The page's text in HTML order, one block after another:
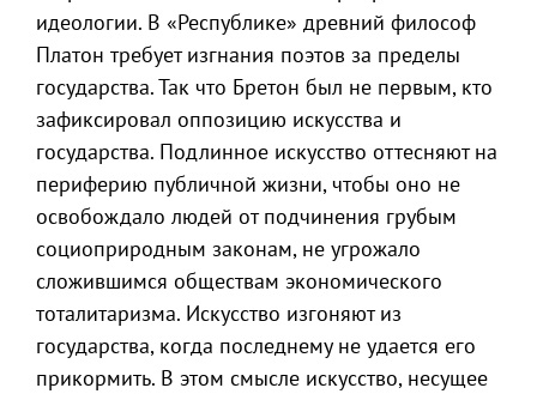
идеологии. В «Республике» древний философ
Платон требует изгнания поэтов за пределы
государства. Так что Бретон был не первым, кто
зафиксировал оппозицию искусства и
государства. Подлинное искусство оттесняют на
периферию публичной жизни, чтобы оно не
освобождало людей от подчинения грубым
социоприродным законам, не угрожало
сложившимся обществам экономического
тоталитаризма. Искусство изгоняют из
государства, когда последнему не удается его
прикормить. В этом смысле искусство, несущее